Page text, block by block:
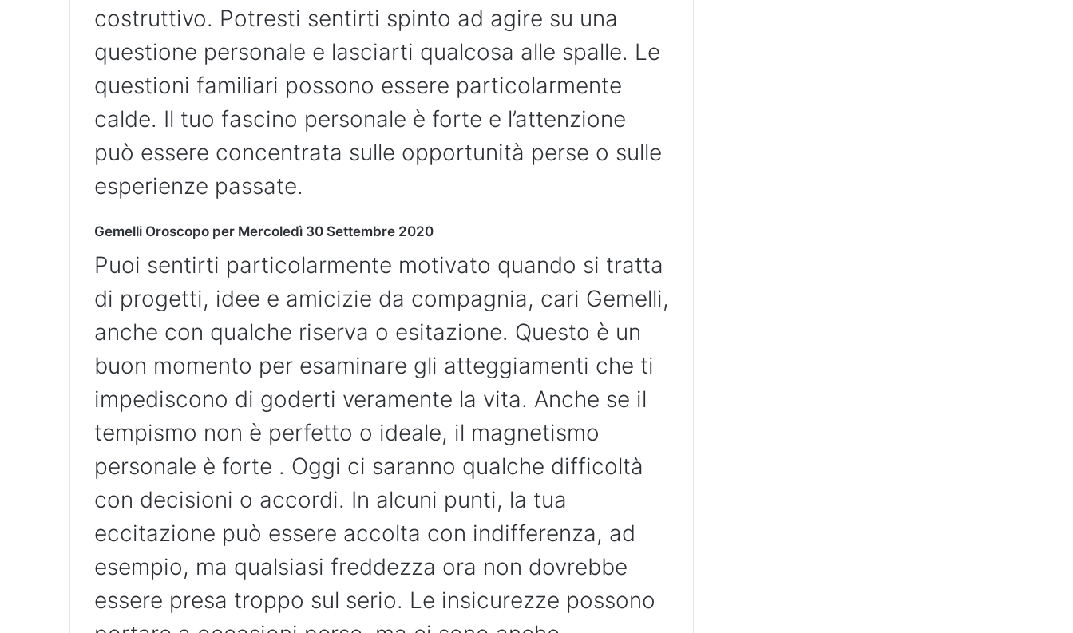
costruttivo. Potresti sentirti spinto ad agire su una
questione personale e lasciarti qualcosa alle spalle. Le
questioni familiari possono essere particolarmente
calde. Il tuo fascino personale è forte e l’attenzione
può essere concentrata sulle opportunità perse o sulle
esperienze passate.
Gemelli Oroscopo per Mercoledì 30 Settembre 2020
Puoi sentirti particolarmente motivato quando si tratta
di progetti, idee e amicizie da compagnia, cari Gemelli,
anche con qualche riserva o esitazione. Questo è un
buon momento per esaminare gli atteggiamenti che ti
impediscono di goderti veramente la vita. Anche se il
tempismo non è perfetto o ideale, il magnetismo
personale è forte . Oggi ci saranno qualche difficoltà
con decisioni o accordi. In alcuni punti, la tua
eccitazione può essere accolta con indifferenza, ad
esempio, ma qualsiasi freddezza ora non dovrebbe
essere presa troppo sul serio. Le insicurezze possono